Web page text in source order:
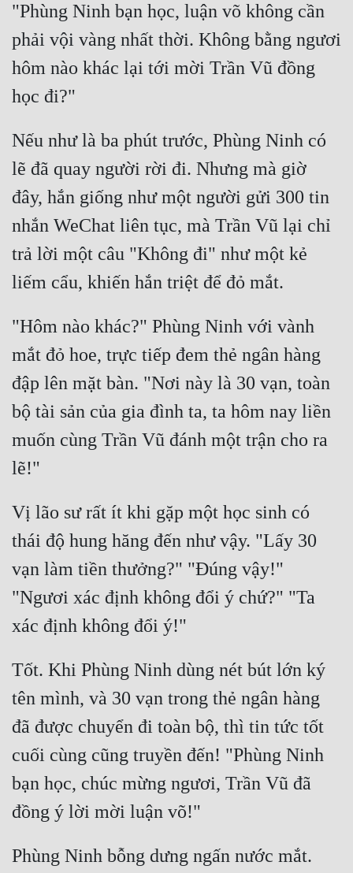
"Phùng Ninh bạn học, luận võ không cần
phải vội vàng nhất thời. Không bằng ngươi
hôm nào khác lại tới mời Trần Vũ đồng
Nếu như là ba phút trước, Phùng Ninh có
lẽ đã quay người rời đi. Nhưng mà giờ
đây, hắn giống như một người gửi 300 tin
nhắn WeChat liên tục, mà Trần Vũ lại chỉ
trả lời một câu "Không đi" như một kẻ
"Hôm nào khác?" Phùng Ninh với vành
mắt đỏ hoe, trực tiếp đem thẻ ngân hàng
đập lên mặt bàn. "Nơi này là 30 vạn, toàn
bộ tài sản của gia đình ta, ta hôm nay liền
muốn cùng Trần Vũ đánh một trận cho ra
Vị lão sư rất ít khi gặp một học sinh có
thái độ hung hăng đến như vậy. "Lấy 30
vạn làm tiền thưởng?" "Đúng vậy!"
"Ngươi xác định không đổi ý chứ?" "Ta
Tốt. Khi Phùng Ninh dùng nét bút lớn ký
tên mình, và 30 vạn trong thẻ ngân hàng
đã được chuyển đi toàn bộ, thì tin tức tốt
cuối cùng cũng truyền đến! "Phùng Ninh
bạn học, chúc mừng ngươi, Trần Vũ đã
Phùng Ninh bỗng dưng ngấn nước mắt.